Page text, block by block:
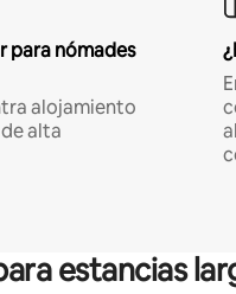
para nómades
alojamiento
alta
estancias